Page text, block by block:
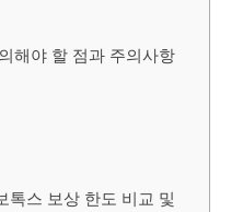
해야 할 점과 주의사항
톡스 보상 한도 비교 및